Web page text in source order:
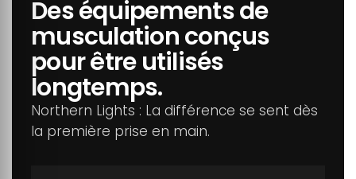
Des équipements de
musculation conçus
pour être utilisés
longtemps.
Northern Lights : La différence se sent dès
la première prise en main.